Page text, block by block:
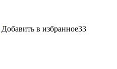
Добавить в избранное33